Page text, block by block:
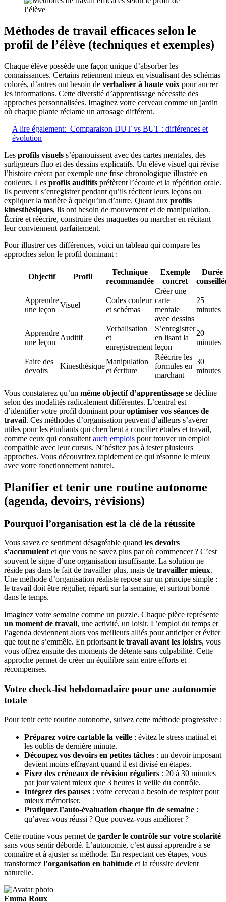
Méthodes de travail efficaces selon le
profil de l’élève (techniques et exemples)
Chaque élève possède une façon unique d’absorber les
connaissances. Certains retiennent mieux en visualisant des schémas
colorés, d’autres ont besoin de verbaliser à haute voix pour ancrer
les informations. Cette diversité d’apprentissage nécessite des
approches personnalisées. Imaginez votre cerveau comme un jardin
où chaque plante réclame un arrosage différent.
A lire également: Comparaison DUT vs BUT : différences et
évolution
Les profils visuels s’épanouissent avec des cartes mentales, des
surligneurs fluo et des dessins explicatifs. Un élève visuel qui révise
l’histoire créera par exemple une frise chronologique illustrée en
couleurs. Les profils auditifs préfèrent l’écoute et la répétition orale.
Ils peuvent s’enregistrer pendant qu’ils récitent leurs leçons ou
expliquer la matière à quelqu’un d’autre. Quant aux profils
kinesthésiques, ils ont besoin de mouvement et de manipulation.
Écrire et réécrire, construire des maquettes ou marcher en récitant
leur conviennent parfaitement.
Pour illustrer ces différences, voici un tableau qui compare les
approches selon le profil dominant :
Objectif Profil
Technique
recommandée
Exemple
concret
Durée
Apprendre
une leçon
Visuel
Codes couleur
et schémas
Créer une
carte
mentale
avec dessins
25
minutes
Apprendre
une leçon
Auditif
Verbalisation
et
enregistrement
S’enregistrer
en lisant la
leçon
20
minutes
Faire des
devoirs
Kinesthésique
Manipulation
et écriture
Réécrire les
formules en
marchant
30
minutes
Vous constaterez qu’un même objectif d’apprentissage se décline
selon des modalités radicalement différentes. L’central est
d’identifier votre profil dominant pouroptimiser vos séances de
travail. Ces méthodes d’organisation peuvent d’ailleurs s’avérer
utiles pour les étudiants qui cherchent à concilier études et travail,
comme ceux qui consultent auch emplois pour trouver un emploi
compatible avec leur cursus. N’hésitez pas à tester plusieurs
approches. Vous découvrirez rapidement ce qui résonne le mieux
avec votre fonctionnement naturel.
Planifier et tenir une routine autonome
(agenda, devoirs, révisions)
Pourquoi l’organisation est la clé de la réussite
Vous savez ce sentiment désagréable quand les devoirs
s’accumulent et que vous ne savez plus par où commencer ? C’est
souvent le signe d’une organisation insuffisante. La solution ne
réside pas dans le fait de travailler plus, mais de travailler mieux.
Une méthode d’organisation réaliste repose sur un principe simple :
le travail doit être régulier, réparti sur la semaine, et surtout borné
dans le temps.
Imaginez votre semaine comme un puzzle. Chaque pièce représente
un moment de travail, une activité, un loisir. L’emploi du temps et
l’agenda deviennent alors vos meilleurs alliés pour anticiper et éviter
que tout ne s’emmêle. En priorisant le travail avant les loisirs, vous
vous offrez ensuite des moments de détente sans culpabilité. Cette
approche permet de créer un équilibre sain entre efforts et
récompenses.
Votre check-list hebdomadaire pour une autonomie
totale
Pour tenir cette routine autonome, suivez cette méthode progressive :
Préparez votre cartable la veille : évitez le stress matinal et
les oublis de dernière minute.
Découpez vos devoirs en petites tâches : un devoir imposant
devient moins effrayant quand il est divisé en étapes.
Fixez des créneaux de révision réguliers : 20 à 30 minutes
par jour valent mieux que 3 heures la veille du contrôle.
Intégrez des pauses : votre cerveau a besoin de respirer pour
mieux mémoriser.
Pratiquez l’auto-évaluation chaque fin de semaine :
qu’avez-vous réussi ? Que pouvez-vous améliorer ?
Cette routine vous permet de garder le contrôle sur votre scolarité
sans vous sentir débordé. L’autonomie, c’est aussi apprendre à se
connaître et à ajuster sa méthode. En respectant ces étapes, vous
transformez l’organisation en habitude et la réussite devient
naturelle.
Emma Roux